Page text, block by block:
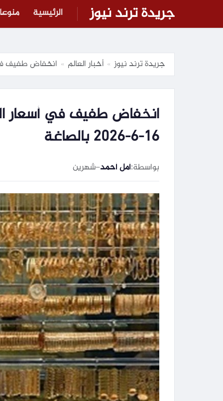
جريدة ترند نيوز الرئيسية
جريدة ترند نيوز » أخبار العالم » انخفاض طفيف في
انخفاض طفيف في أسعار
16-6-2026 بالصاغة
بواسطة:أمل أحمد–شهرين